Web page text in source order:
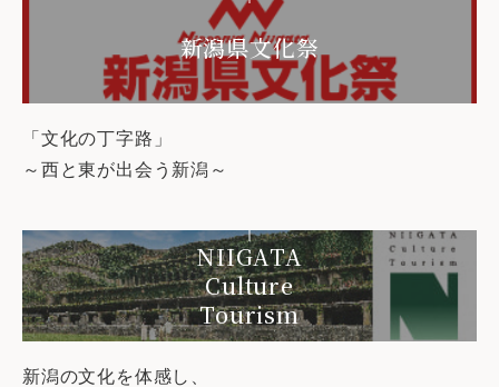
新潟県文化祭
「文化の丁字路」
～西と東が出会う新潟～
NIIGATA
Culture
Tourism
新潟の文化を体感し、